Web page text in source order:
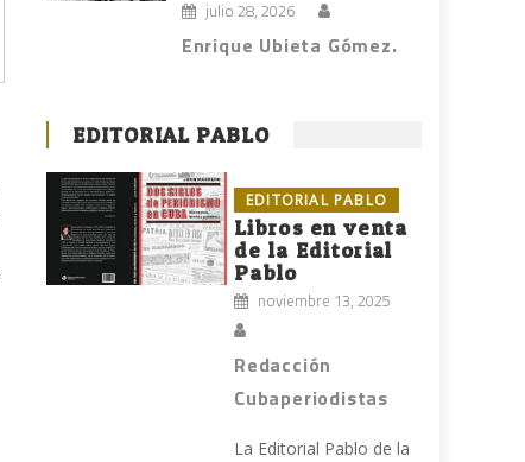
julio 28, 2026
Enrique Ubieta Gómez.
EDITORIAL PABLO
EDITORIAL PABLO
Libros en venta
de la Editorial
Pablo
noviembre 13, 2025
Redacción
Cubaperiodistas
La Editorial Pablo de la